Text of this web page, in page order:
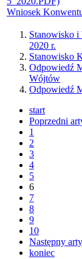
Wniosek
Stanowisko
2020 r.
Stanowisko
Odpowiedź
Wójtów
Odpowiedź
start
Poprzedni
1
2
3
4
5
6
7
8
9
10
Następny
koniec